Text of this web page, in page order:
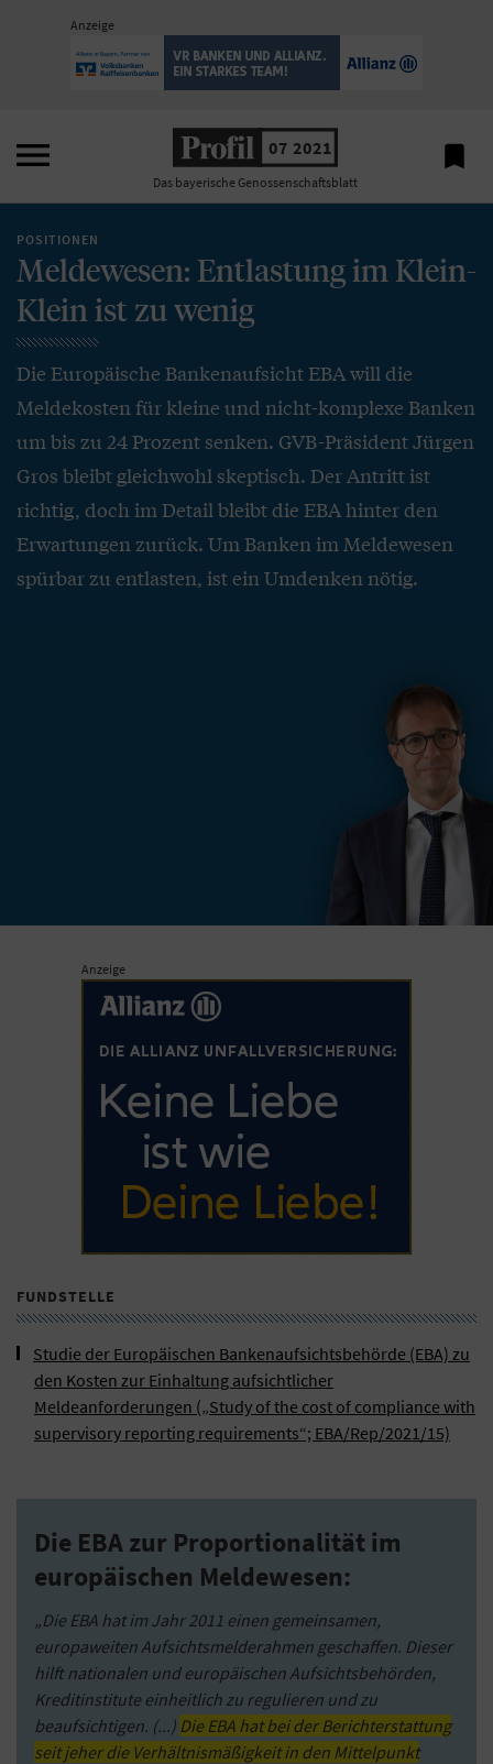
Anzeige
 07 2021
Das bayerische Genossenschaftsblatt

POSITIONEN
Meldewesen: Entlastung im Klein-
Klein ist zu wenig
Die Europäische Bankenaufsicht EBA will die
Meldekosten für kleine und nicht-komplexe Banken
um bis zu 24 Prozent senken. GVB-Präsident Jürgen
Gros bleibt gleichwohl skeptisch. Der Antritt ist
richtig, doch im Detail bleibt die EBA hinter den
Erwartungen zurück. Um Banken im Meldewesen
spürbar zu entlasten, ist ein Umdenken nötig.
Anzeige
FUNDSTELLE
Studie der Europäischen Bankenaufsichtsbehörde (EBA) zu
den Kosten zur Einhaltung aufsichtlicher
Meldeanforderungen („Study of the cost of compliance with
supervisory reporting requirements“; EBA/Rep/2021/15)
Die EBA zur Proportionalität im
europäischen Meldewesen:
„Die EBA hat im Jahr 2011 einen gemeinsamen,
europaweiten Aufsichtsmelderahmen geschaffen. Dieser
hilft nationalen und europäischen Aufsichtsbehörden,
Kreditinstitute einheitlich zu regulieren und zu
beaufsichtigen. (...) Die EBA hat bei der Berichterstattung
seit jeher die Verhältnismäßigkeit in den Mittelpunkt